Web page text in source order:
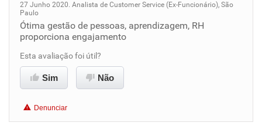
Oportunidade de promoção
Conciliação com a vida familiar
Benefícios
27 Junho 2020. Analista de Customer Service (Ex-Funcionário), São
Paulo
Ótima gestão de pessoas, aprendizagem, RH
proporciona engajamento
Esta avaliação foi útil?
Sim Não
Denunciar